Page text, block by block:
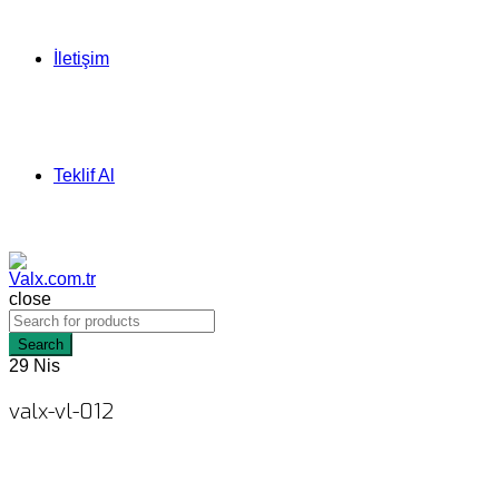
İletişim
Teklif Al
close
Search
29 Nis
valx-vl-012